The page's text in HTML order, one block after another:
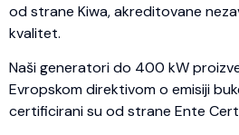
od strane Kiwa, akreditovane
kvalitet.
Naši generatori do 400 kW
Evropskom direktivom o emisiji
certificirani su od strane Ente